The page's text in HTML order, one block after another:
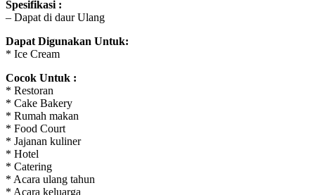
Spesifikasi :
– Dapat di daur Ulang
Dapat Digunakan Untuk:
* Ice Cream
Cocok Untuk :
* Restoran
* Cake Bakery
* Rumah makan
* Food Court
* Jajanan kuliner
* Hotel
* Catering
* Acara ulang tahun
* Acara keluarga